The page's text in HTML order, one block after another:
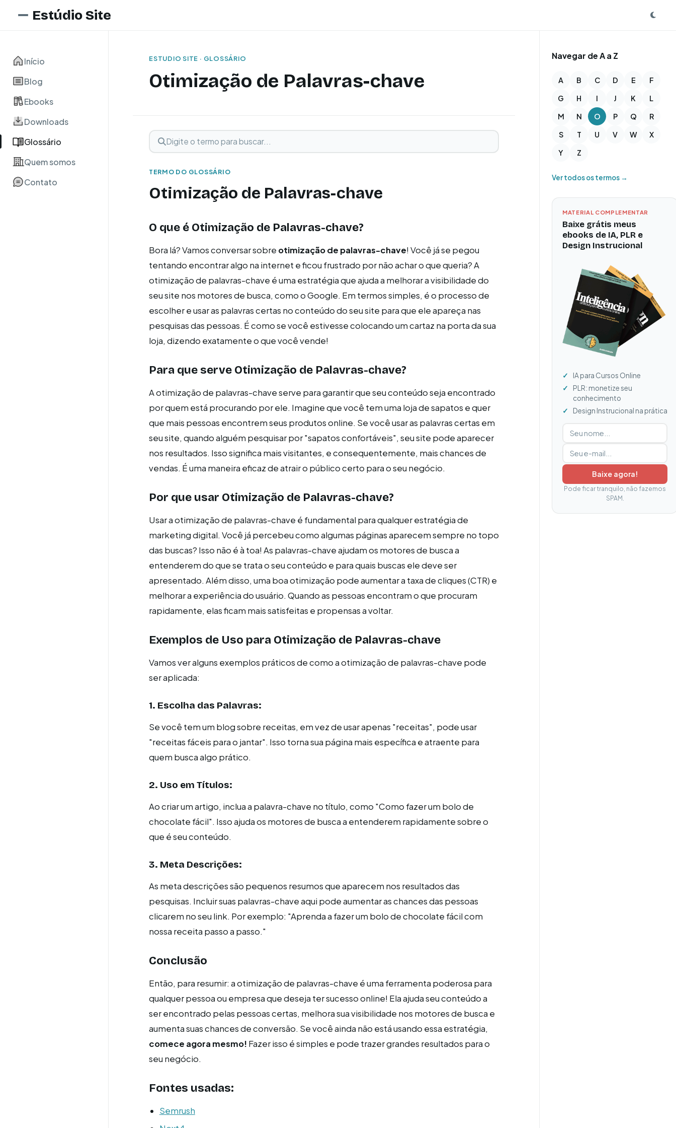
Estúdio Site
Início
Blog
Ebooks
Downloads
Glossário
Quem somos
Contato
ESTUDIO SITE · GLOSSÁRIO
Otimização de Palavras-chave
Buscar termo
Digite o termo para buscar
TERMO DO GLOSSÁRIO
Otimização de Palavras-chave
O que é Otimização de Palavras-chave?
Bora lá? Vamos conversar sobre otimização de palavras-chave! Você já se pegou
tentando encontrar algo na internet e ficou frustrado por não achar o que queria? A
otimização de palavras-chave é uma estratégia que ajuda a melhorar a visibilidade do
seu site nos motores de busca, como o Google. Em termos simples, é o processo de
escolher e usar as palavras certas no conteúdo do seu site para que ele apareça nas
pesquisas das pessoas. É como se você estivesse colocando um cartaz na porta da sua
loja, dizendo exatamente o que você vende!
Para que serve Otimização de Palavras-chave?
A otimização de palavras-chave serve para garantir que seu conteúdo seja encontrado
por quem está procurando por ele. Imagine que você tem uma loja de sapatos e quer
que mais pessoas encontrem seus produtos online. Se você usar as palavras certas em
seu site, quando alguém pesquisar por "sapatos confortáveis", seu site pode aparecer
nos resultados. Isso significa mais visitantes, e consequentemente, mais chances de
vendas. É uma maneira eficaz de atrair o público certo para o seu negócio.
Por que usar Otimização de Palavras-chave?
Usar a otimização de palavras-chave é fundamental para qualquer estratégia de
marketing digital. Você já percebeu como algumas páginas aparecem sempre no topo
das buscas? Isso não é à toa! As palavras-chave ajudam os motores de busca a
entenderem do que se trata o seu conteúdo e para quais buscas ele deve ser
apresentado. Além disso, uma boa otimização pode aumentar a taxa de cliques (CTR) e
melhorar a experiência do usuário. Quando as pessoas encontram o que procuram
rapidamente, elas ficam mais satisfeitas e propensas a voltar.
Exemplos de Uso para Otimização de Palavras-chave
Vamos ver alguns exemplos práticos de como a otimização de palavras-chave pode
ser aplicada:
1. Escolha das Palavras:
Se você tem um blog sobre receitas, em vez de usar apenas "receitas", pode usar
"receitas fáceis para o jantar". Isso torna sua página mais específica e atraente para
quem busca algo prático.
2. Uso em Títulos:
Ao criar um artigo, inclua a palavra-chave no título, como "Como fazer um bolo de
chocolate fácil". Isso ajuda os motores de busca a entenderem rapidamente sobre o
que é seu conteúdo.
3. Meta Descrições:
As meta descrições são pequenos resumos que aparecem nos resultados das
pesquisas. Incluir suas palavras-chave aqui pode aumentar as chances das pessoas
clicarem no seu link. Por exemplo: "Aprenda a fazer um bolo de chocolate fácil com
nossa receita passo a passo."
Conclusão
Então, para resumir: a otimização de palavras-chave é uma ferramenta poderosa para
qualquer pessoa ou empresa que deseja ter sucesso online! Ela ajuda seu conteúdo a
ser encontrado pelas pessoas certas, melhora sua visibilidade nos motores de busca e
aumenta suas chances de conversão. Se você ainda não está usando essa estratégia,
comece agora mesmo! Fazer isso é simples e pode trazer grandes resultados para o
seu negócio.
Fontes usadas:
Semrush
Navegar de A a Z
A B C D E
F
G
H I J K
L
M
N O P Q
R
S
T U V W
X
Y
Z
Ver todos os termos →
MATERIAL COMPLEMENTAR
Baixe grátis meus
ebooks de IA, PLR e
Design Instrucional
IA para Cursos Online
PLR: monetize seu
conhecimento
Design Instrucional na prática
Digite seu nome
Digite seu e-mail
Baixe agora!
Pode ficar tranquilo, não fazemos
SPAM.